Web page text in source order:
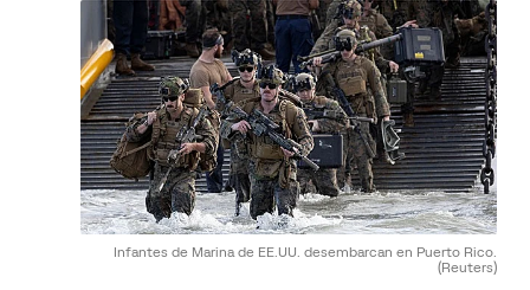
Infantes de Marina de EE.UU. desembarcan en Puerto Rico.
(Reuters)